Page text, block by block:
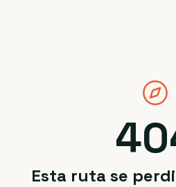
Esta ruta se